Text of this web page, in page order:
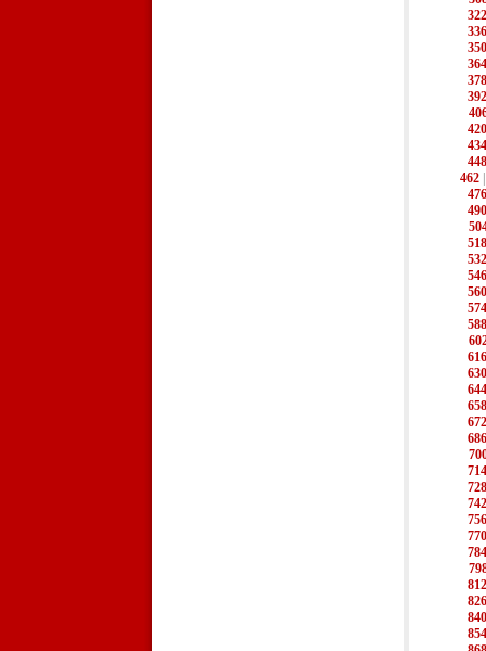
322
336
350
364
378
392
420
434
448
462
476
490
518
532
546
560
574
588
616
630
644
658
672
686
714
728
742
756
770
784
812
826
840
854